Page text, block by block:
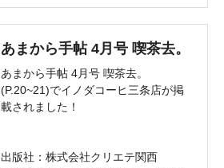
あまから手帖 4月号 喫茶去。
あまから手帖 4月号 喫茶去。
(P.20~21)でイノダコーヒ三条店が掲
載されました！
出版社：株式会社クリエテ関西